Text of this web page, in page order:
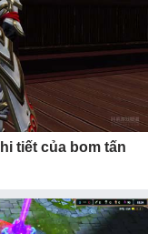
tiết của bom tấn